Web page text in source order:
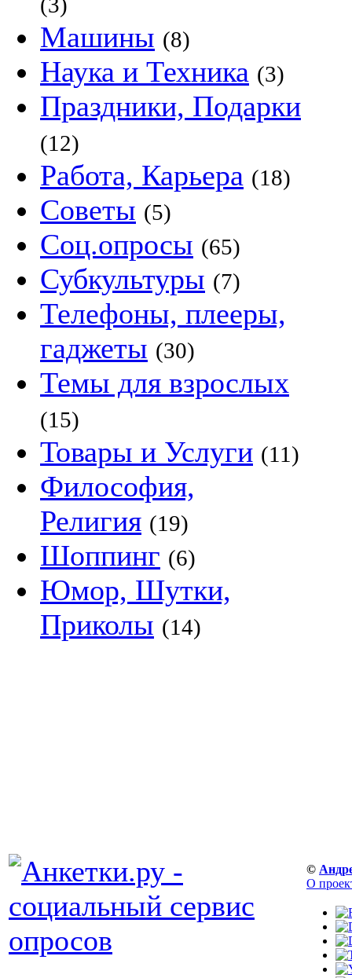
Машины (8)
Наука и Техника (3)
Праздники, Подарки
(12)
Работа, Карьера (18)
Советы (5)
Соц.опросы (65)
Субкультуры (7)
Телефоны, плееры,
гаджеты (30)
Темы для взрослых
(15)
Товары и Услуги (11)
Философия,
Религия (19)
Шоппинг (6)
Юмор, Шутки,
Приколы (14)
©
О